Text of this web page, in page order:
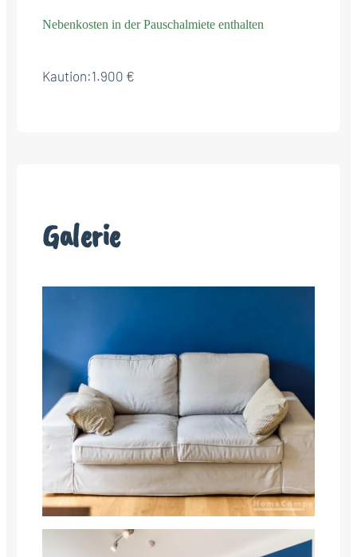
Nebenkosten in der Pauschalmiete enthalten
Kaution:1.900 €
Galerie